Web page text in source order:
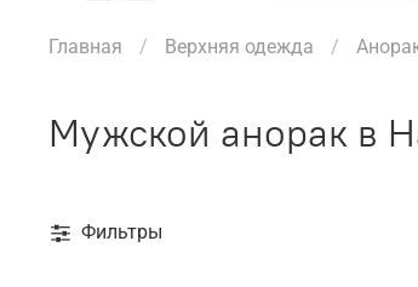
Главная Верхняя одежда
Мужской анорак в
Фильтры